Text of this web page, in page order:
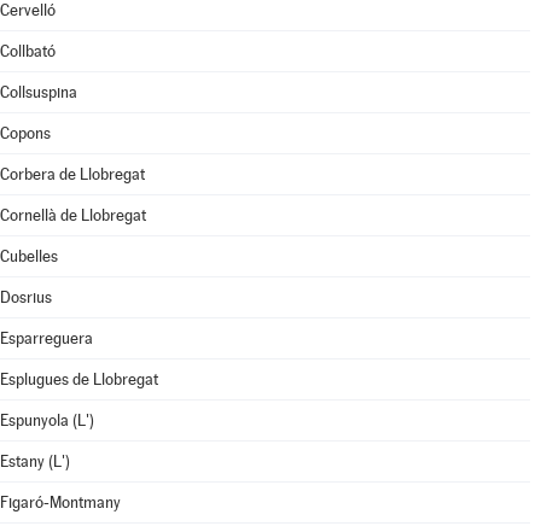
Cervelló
Collbató
Collsuspina
Copons
Corbera de Llobregat
Cornellà de Llobregat
Cubelles
Dosrius
Esparreguera
Esplugues de Llobregat
Espunyola (L')
Estany (L')
Figaró-Montmany